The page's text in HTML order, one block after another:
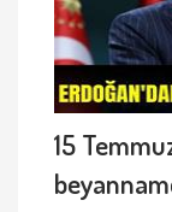
15